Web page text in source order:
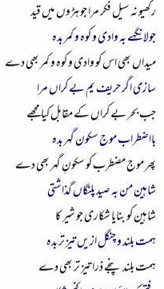
رکھیو نہ سیل فکر مرا جو ہڑوں میں قید
جولانگہے بہ وادی و کوہ و کمر بدہ
میداں بھی اس کو وادی و کوہ و کمر بھی دے
سازی اگر حریف یم بے کراں مرا
جب بحر بے کراں کے مقابل کیا مجھے
بااضطراب موج سکون گہر بدہ
پھر موج مضطرب کو سکونِ گہر بھی دے
شاہین من بہ صید پلنگاں گذاشتی
شاہین کو بنایا شکاری جو شیر کا
ہمت بلند و چنگل ازیں تیز تر بدہ
ہمت بلند پنجے ذرا تیز تر بھی دے